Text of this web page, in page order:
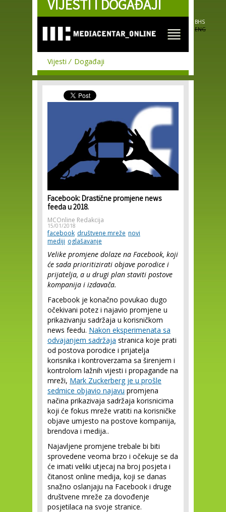
Skip to
main
VIJESTI I DOGAĐAJI
BHS
ENG
Vijesti Događaji
Facebook: Drastične promjene news
feeda u 2018.
MCOnline Redakcija
15/01/2018
facebook društvene mreže novi
mediji oglašavanje
Velike promjene dolaze na Facebook, koji
će sada prioritizirati objave porodice i
prijatelja, a u drugi plan staviti postove
kompanija i izdavača.
Facebook je konačno povukao dugo
očekivani potez i najavio promjene u
prikazivanju sadržaja u korisničkom
news feedu. Nakon eksperimenata sa
odvajanjem sadržaja stranica koje prati
od postova porodice i prijatelja
korisnika i kontroverzama sa širenjem i
kontrolom lažnih vijesti i propagande na
mreži, Mark Zuckerberg je u prošle
sedmice objavio najavu promjena
načina prikazivaja sadržaja korisnicima
koji će fokus mreže vratiti na korisničke
objave umjesto na postove kompanija,
brendova i medija..
Najavljene promjene trebale bi biti
sprovedene veoma brzo i očekuje se da
će imati veliki utjecaj na broj posjeta i
čitanost online medija, koji se danas
snažno oslanjaju na Facebook i druge
društvene mreže za dovođenje
posjetilaca na svoje stranice.